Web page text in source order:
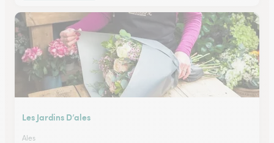
Les Jardins D’ales
Ales